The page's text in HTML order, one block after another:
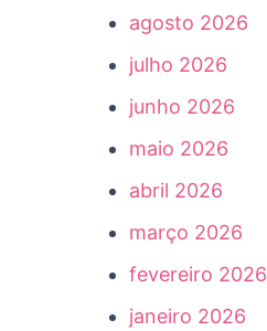
agosto 2026
julho 2026
junho 2026
maio 2026
abril 2026
março 2026
fevereiro 2026
janeiro 2026